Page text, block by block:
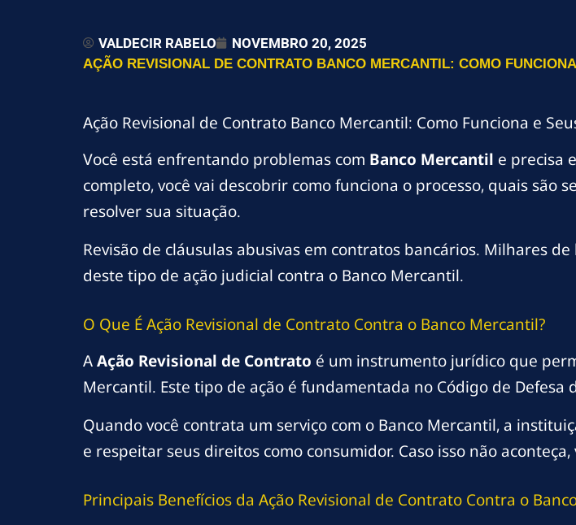
VALDECIR RABELO NOVEMBRO 20, 2025
AÇÃO REVISIONAL DE CONTRATO BANCO MERCANTIL: COMO
Ação Revisional de Contrato Banco Mercantil: Como Funciona e
Você está enfrentando problemas com Banco Mercantil e precisa
completo, você vai descobrir como funciona o processo, quais são
resolver sua situação.
Revisão de cláusulas abusivas em contratos bancários. Milhares
deste tipo de ação judicial contra o Banco Mercantil.
O Que É Ação Revisional de Contrato Contra o Banco Mercantil?
AAção Revisional de Contrato é um instrumento jurídico que
Mercantil. Este tipo de ação é fundamentada no Código de
Quando você contrata um serviço com o Banco Mercantil, a
e respeitar seus direitos como consumidor. Caso isso não
Principais Benefícios da Ação Revisional de Contrato Contra o